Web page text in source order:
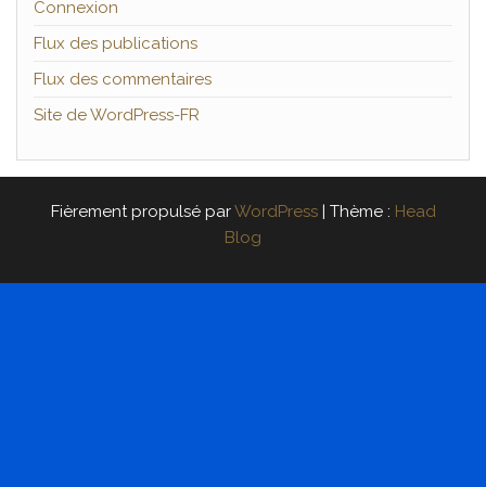
Connexion
Flux des publications
Flux des commentaires
Site de WordPress-FR
Fièrement propulsé parWordPress | Thème : Head
Blog